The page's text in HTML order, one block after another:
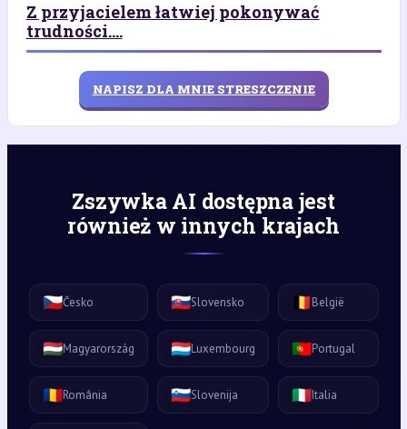
Z przyjacielem łatwiej pokonywać
trudności....
NAPISZ DLA MNIE STRESZCZENIE
Zszywka AI dostępna jest
również w innych krajach
🇨🇿Česko 🇸🇰Slovensko 🇧🇪België
🇭🇺Magyarország 🇱🇺Luxembourg 🇵🇹Portugal
🇷🇴România 🇸🇮Slovenija 🇮🇹Italia